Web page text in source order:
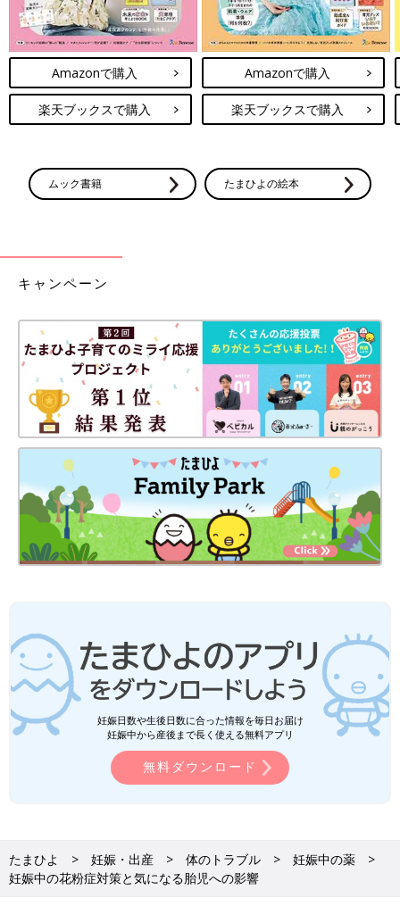
Amazonで購入
楽天ブックスで購入
Amazonで購入
楽天ブックスで購入
ムック書籍 たまひよの絵本
キャンペーン
妊娠日数や生後日数に合った情報を毎日お届け
妊娠中から産後まで長く使える無料アプリ
無料ダウンロード
たまひよ 妊娠・出産 体のトラブル
妊娠中の薬
妊娠中の花粉症対策と気になる胎児への影響